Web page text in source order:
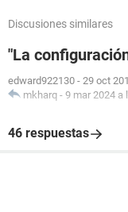
Discusiones similares
"La
edward922130 - 29 oct
mkharq - 9 mar 2024 a
46 respuestas